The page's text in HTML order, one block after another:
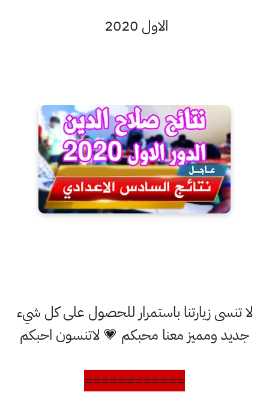
الاول 2020
لا تنسى زيارتنا باستمرار للحصول على كل شيء
جديد ومميز معنا محبكم 💗 لاتنسون احبكم
============